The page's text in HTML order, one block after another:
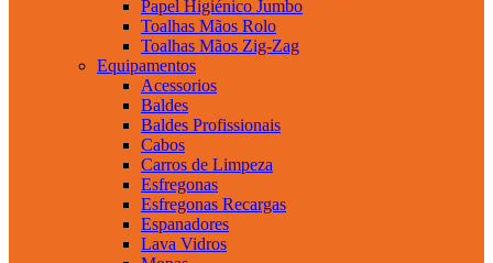
Papel Higiénico Jumbo
Toalhas Mãos Rolo
Toalhas Mãos Zig-Zag
Equipamentos
Acessorios
Baldes
Baldes Profissionais
Cabos
Carros de Limpeza
Esfregonas
Esfregonas Recargas
Espanadores
Lava Vidros